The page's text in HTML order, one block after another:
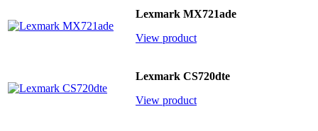
Lexmark MX721ade
View product
Lexmark CS720dte
View product